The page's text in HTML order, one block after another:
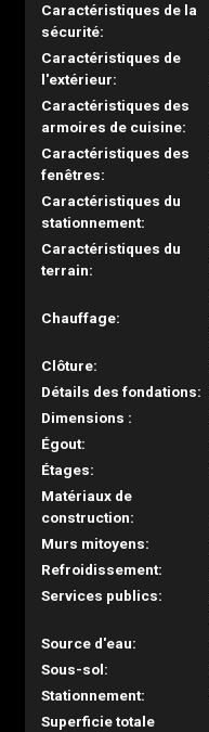
Caractéristiques de la
sécurité:
Caractéristiques de
l'extérieur:
Caractéristiques des
armoires de cuisine:
Caractéristiques des
fenêtres:
Caractéristiques du
stationnement:
Caractéristiques du
terrain:
Chauffage:
Clôture:
Détails des fondations:
Dimensions :
Égout:
Étages:
Matériaux de
construction:
Murs mitoyens:
Refroidissement:
Services publics:
Source d'eau:
Sous-sol:
Stationnement:
Superficie totale